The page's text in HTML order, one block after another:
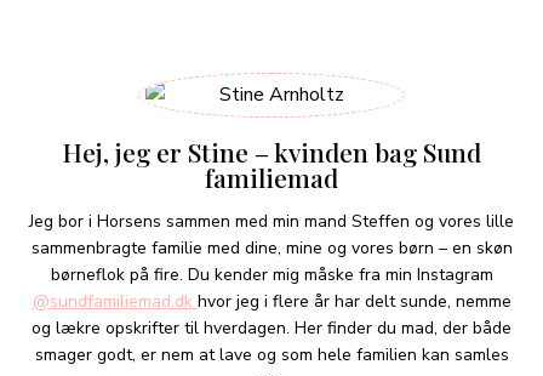
Hej, jeg er Stine – kvinden bag Sund
familiemad
Jeg bor i Horsens sammen med min mand Steffen og vores lille
sammenbragte familie med dine, mine og vores børn – en skøn
børneflok på fire. Du kender mig måske fra min Instagram
@sundfamiliemad.dk hvor jeg i flere år har delt sunde, nemme
og lækre opskrifter til hverdagen. Her finder du mad, der både
smager godt, er nem at lave og som hele familien kan samles